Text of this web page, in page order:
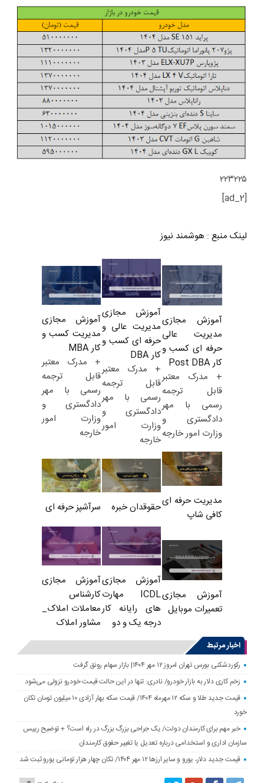
۲۲۳۲۲۵
[ad_2]
لینک منبع : هوشمند نیوز
آموزش مجازی
مدیریت عالی
حرفه ای کسب و
کار Post DBA
+ مدرک معتبر
قابل ترجمه
رسمی با مهر
دادگستری و
وزارت امور خارجه
آموزش مجازی
مدیریت عالی و
حرفه ای کسب و
کار DBA
+ مدرک معتبر
قابل ترجمه
رسمی با مهر
دادگستری و
وزارت امور
خارجه
آموزش مجازی
مدیریت کسب و
کار MBA
+ مدرک معتبر
قابل ترجمه
رسمی با مهر
دادگستری و
وزارت امور
خارجه
مدیریت حرفه ای
کافی شاپ
حقوقدان خبره سرآشپز حرفه ای
آموزش مجازی
تعمیرات موبایل
آموزش مجازی
ICDL مهارت
های رایانه کار
درجه یک و دو
آموزش مجازی
کارشناس
معاملات املاک_
مشاور املاک
اخبار مرتبط
رکوردشکنی بورس تهران امروز ۱۲ مهر ۱۴۰۴| بازار سهام رونق گرفت
زخم کاری دلار به بازار خودرو/ نادری: تنها در این حالت قیمت خودرو نزولی می‌شود
قیمت جدید طلا و سکه ۱۲ مهرماه ۱۴۰۴/ قیمت سکه بهار آزادی ۱۰ میلیون تومان تکان
خورد
خبر مهم برای کارمندان دولت/ یک جراحی بزرگ بزرگ در راه است؟ + توضیح رییس
سازمان اداری و استخدامی درباره تعدیل یا تغییر حقوق کارمندان
قیمت جدید دلار، یورو و سایر ارزها ۱۲ مهر ۱۴۰۴/ تکان چهار هزار تومانی یورو ثبت شد